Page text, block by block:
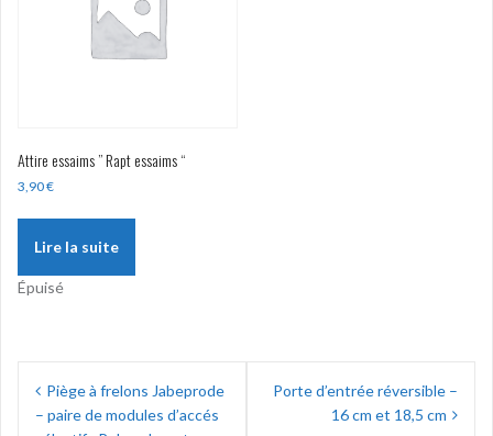
Attire essaims ” Rapt essaims “
3,90€
Lire la suite
Épuisé
Navigation
de Piège à frelons Jabeprode
– paire de modules d’accés
Porte d’entrée réversible –
16 cm et 18,5 cm